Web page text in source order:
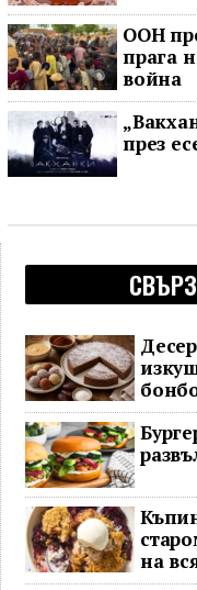
ООН
прага
война
през
на